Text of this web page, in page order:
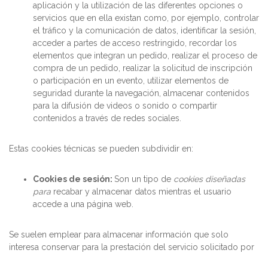
aplicación y la utilización de las diferentes opciones o
servicios que en ella existan como, por ejemplo, controlar
el tráfico y la comunicación de datos, identificar la sesión,
acceder a partes de acceso restringido, recordar los
elementos que integran un pedido, realizar el proceso de
compra de un pedido, realizar la solicitud de inscripción
o participación en un evento, utilizar elementos de
seguridad durante la navegación, almacenar contenidos
para la difusión de videos o sonido o compartir
contenidos a través de redes sociales.
Estas cookies técnicas se pueden subdividir en:
Cookies de sesión: Son un tipo de cookies diseñadas
para recabar y almacenar datos mientras el usuario
accede a una página web.
Se suelen emplear para almacenar información que solo
interesa conservar para la prestación del servicio solicitado por